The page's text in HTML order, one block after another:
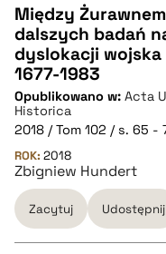
CZYSTY TEKST
pobierz cytat
BIBTEX
pobierz cytat
Między
dalszych badań
dyslokacji
1677-1983
Opublikowano w: Acta
Historica
2018 / Tom 102 / s. 65 -
ROK: 2018
Zbigniew Hundert
Zacytuj Udostępnij